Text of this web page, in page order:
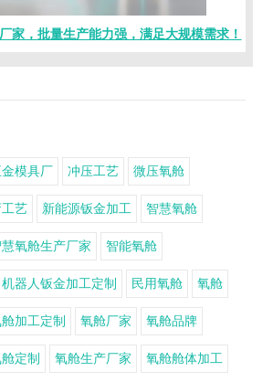
家，批量生产能力强，满足大规模需求！
模具厂 冲压工艺 微压氧舱
艺 新能源钣金加工 智慧氧舱
氧舱生产厂家 智能氧舱
机器人钣金加工定制 民用氧舱 氧舱
加工定制 氧舱厂家 氧舱品牌
定制 氧舱生产厂家 氧舱舱体加工